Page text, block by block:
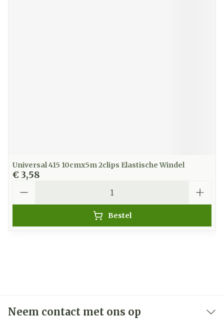
Universal 415 10cmx5m 2clips Elastische Windel
€ 3,58
Bestel
Neem contact met ons op